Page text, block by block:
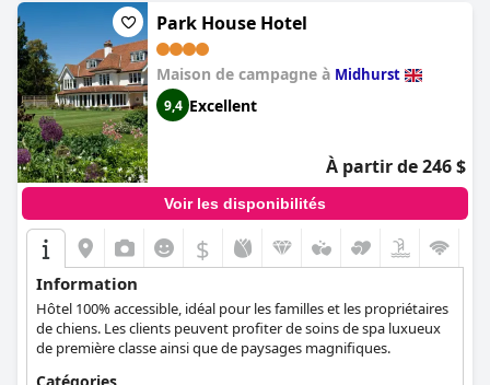
Park House Hotel
Maison de campagne à Midhurst
9,4 Excellent
À partir de 246 $
Voir les disponibilités
$
Information
Hôtel 100% accessible, idéal pour les familles et les propriétaires
de chiens. Les clients peuvent profiter de soins de spa luxueux
de première classe ainsi que de paysages magnifiques.